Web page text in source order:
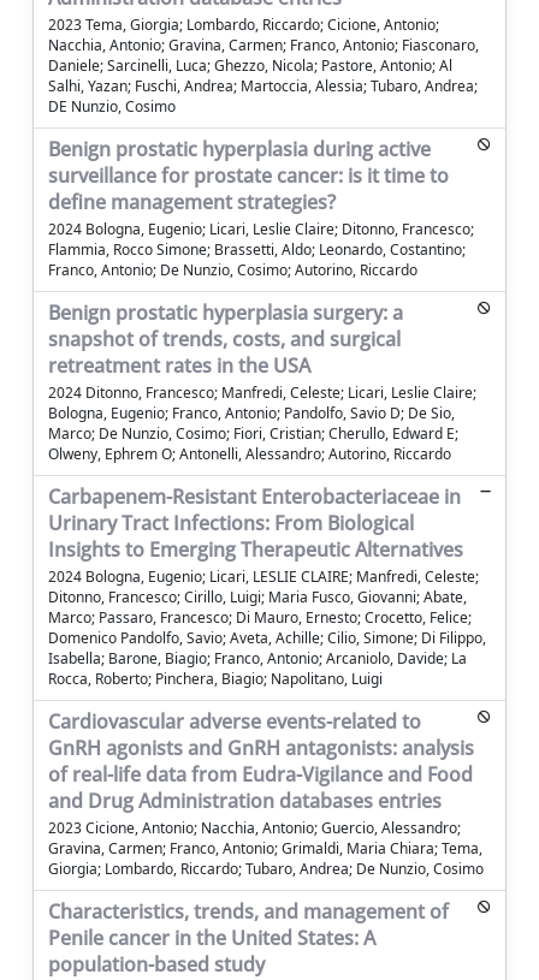
2023 Tema, Giorgia; Lombardo, Riccardo; Cicione, Antonio;
Nacchia, Antonio; Gravina, Carmen; Franco, Antonio; Fiasconaro,
Daniele; Sarcinelli, Luca; Ghezzo, Nicola; Pastore, Antonio; Al
Salhi, Yazan; Fuschi, Andrea; Martoccia, Alessia; Tubaro, Andrea;
DE Nunzio, Cosimo
Benign prostatic hyperplasia during active
surveillance for prostate cancer: is it time to
define management strategies?
2024 Bologna, Eugenio; Licari, Leslie Claire; Ditonno, Francesco;
Flammia, Rocco Simone; Brassetti, Aldo; Leonardo, Costantino;
Franco, Antonio; De Nunzio, Cosimo; Autorino, Riccardo
Benign prostatic hyperplasia surgery: a
snapshot of trends, costs, and surgical
retreatment rates in the USA
2024 Ditonno, Francesco; Manfredi, Celeste; Licari, Leslie Claire;
Bologna, Eugenio; Franco, Antonio; Pandolfo, Savio D; De Sio,
Marco; De Nunzio, Cosimo; Fiori, Cristian; Cherullo, Edward E;
Olweny, Ephrem O; Antonelli, Alessandro; Autorino, Riccardo
Carbapenem-Resistant Enterobacteriaceae in
Urinary Tract Infections: From Biological
Insights to Emerging Therapeutic Alternatives
2024 Bologna, Eugenio; Licari, LESLIE CLAIRE; Manfredi, Celeste;
Ditonno, Francesco; Cirillo, Luigi; Maria Fusco, Giovanni; Abate,
Marco; Passaro, Francesco; Di Mauro, Ernesto; Crocetto, Felice;
Domenico Pandolfo, Savio; Aveta, Achille; Cilio, Simone; Di Filippo,
Isabella; Barone, Biagio; Franco, Antonio; Arcaniolo, Davide; La
Rocca, Roberto; Pinchera, Biagio; Napolitano, Luigi
Cardiovascular adverse events-related to
GnRH agonists and GnRH antagonists: analysis
of real-life data from Eudra-Vigilance and Food
and Drug Administration databases entries
2023 Cicione, Antonio; Nacchia, Antonio; Guercio, Alessandro;
Gravina, Carmen; Franco, Antonio; Grimaldi, Maria Chiara; Tema,
Giorgia; Lombardo, Riccardo; Tubaro, Andrea; De Nunzio, Cosimo
Characteristics, trends, and management of
Penile cancer in the United States: A
population-based study